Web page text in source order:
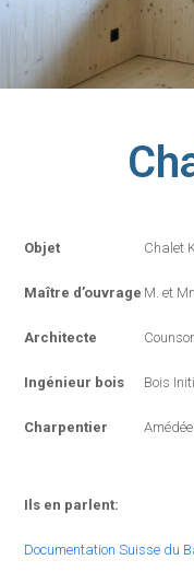
Objet Chalet
Maître d’ouvrage M. et
Architecte
Ingénieur bois Bois
Charpentier
Ils en parlent:
Documentation Suisse du